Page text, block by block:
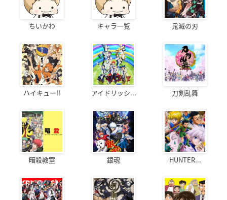
ちいかわ キャラ一覧 鬼滅の刃
ハイキュー!! アイドリッシ... 刀剣乱舞
暗殺教室 銀魂 HUNTER...